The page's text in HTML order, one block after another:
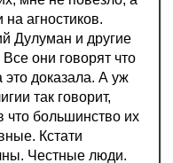
агностиков.
Дулуман и другие
они говорят что
это доказала. А уж
так говорит,
что большинство их
Кстати
Честные люди.